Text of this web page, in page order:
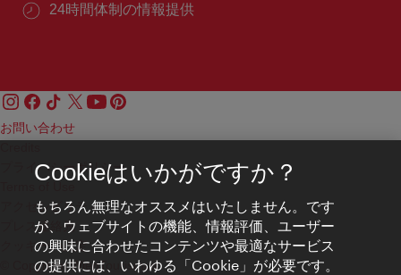
24時間体制の情報提供
お問い合わせ
プライバシーポリシー
アクセシビリティ
プレス連絡先
クッキーの設定
© Copyright WienTourismus
Cookieはいかがですか？
もちろん無理なオススメはいたしません。です
が、ウェブサイトの機能、情報評価、ユーザー
の興味に合わせたコンテンツや最適なサービス
の提供には、いわゆる「Cookie」が必要です。